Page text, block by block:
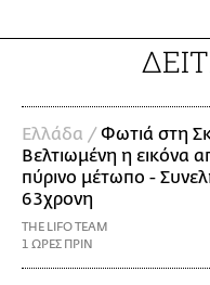
Ελλάδα / Φωτιά στη
Βελτιωμένη η εικόνα
πύρινο μέτωπο -
63χρονη
THE LIFO TEAM
1 ΩΡΕΣ ΠΡΙΝ